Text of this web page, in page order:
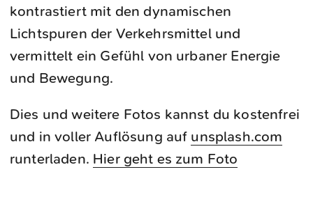
kontrastiert mit den dynamischen
Lichtspuren der Verkehrsmittel und
vermittelt ein Gefühl von urbaner Energie
und Bewegung.
Dies und weitere Fotos kannst du kostenfrei
und in voller Auflösung auf unsplash.com
runterladen. Hier geht es zum Foto